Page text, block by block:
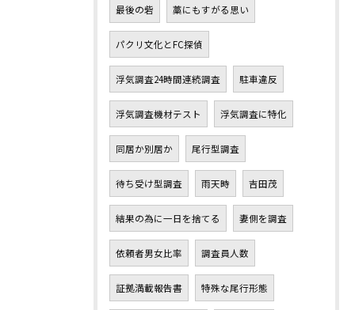
最後の砦 藁にもすがる思い
パクリ文化とFC探偵
浮気調査24時間連続調査 駐車違反
浮気調査機材テスト 浮気調査に特化
同居か別居か 尾行型調査
待ち受け型調査 雨天時 吉田茂
結果の為に一日を捨てる 妻側を調査
依頼者男女比率 調査員人数
証拠満載報告書 特殊な尾行形態